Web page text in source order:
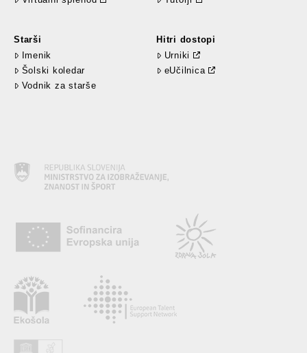
Starši
Imenik
Šolski koledar
Vodnik za starše
Hitri dostopi
Urniki
eUčilnica